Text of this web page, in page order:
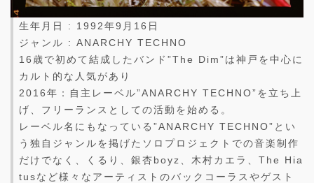
生年月日 : 1992年9月16日
ジャンル : ANARCHY TECHNO
16歳で初めて結成したバンド”The Dim”は神戸を中心に
カルト的な人気があり
2016年：自主レーベル”ANARCHY TECHNO”を立ち上
げ、フリーランスとしての活動を始める。
レーベル名にもなっている”ANARCHY TECHNO”とい
う独自ジャンルを掲げたソロプロジェクトでの音楽制作
だけでなく、くるり、銀杏boyz、木村カエラ、The Hia
tusなど様々なアーティストのバックコーラスやゲスト